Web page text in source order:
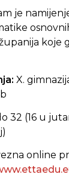
je
koje
X.
32 (16 u
online